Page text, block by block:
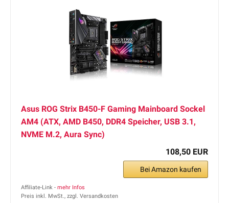
Asus ROG Strix B450-F Gaming Mainboard Sockel
AM4 (ATX, AMD B450, DDR4 Speicher, USB 3.1,
NVME M.2, Aura Sync)
108,50 EUR
Bei Amazon kaufen
Affiliate-Link - mehr Infos
Preis inkl. MwSt., zzgl. Versandkosten